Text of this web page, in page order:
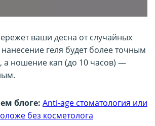
ваши десна от случайных
геля будет более точным
ношение кап (до 10 часов) —
блоге: Anti-age стоматология или
без косметолога